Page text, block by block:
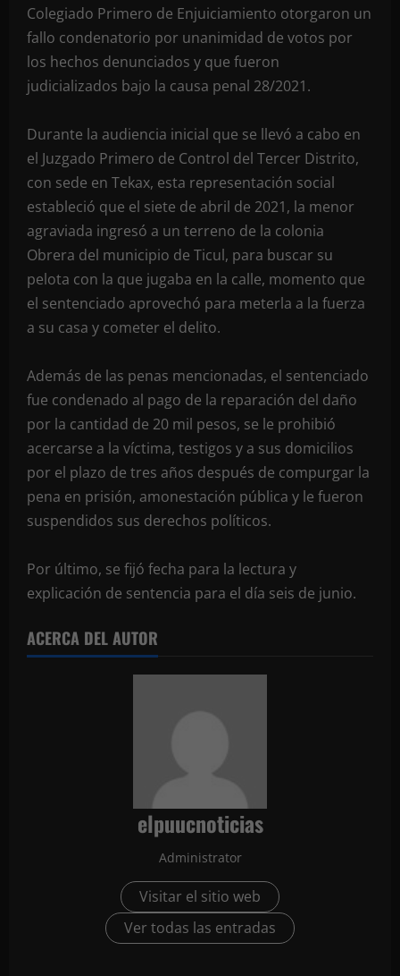
Colegiado Primero de Enjuiciamiento otorgaron un
fallo condenatorio por unanimidad de votos por
los hechos denunciados y que fueron
judicializados bajo la causa penal 28/2021.
Durante la audiencia inicial que se llevó a cabo en
el Juzgado Primero de Control del Tercer Distrito,
con sede en Tekax, esta representación social
estableció que el siete de abril de 2021, la menor
agraviada ingresó a un terreno de la colonia
Obrera del municipio de Ticul, para buscar su
pelota con la que jugaba en la calle, momento que
el sentenciado aprovechó para meterla a la fuerza
a su casa y cometer el delito.
Además de las penas mencionadas, el sentenciado
fue condenado al pago de la reparación del daño
por la cantidad de 20 mil pesos, se le prohibió
acercarse a la víctima, testigos y a sus domicilios
por el plazo de tres años después de compurgar la
pena en prisión, amonestación pública y le fueron
suspendidos sus derechos políticos.
Por último, se fijó fecha para la lectura y
explicación de sentencia para el día seis de junio.
ACERCA DEL AUTOR
elpuucnoticias
Administrator
Visitar el sitio web
Ver todas las entradas